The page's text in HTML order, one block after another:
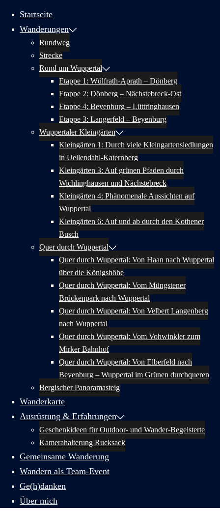
Startseite
Wanderungen
Rundweg
Strecke
Rund um Wuppertal
Etappe 1: Wülfrath-Aprath – Dönberg
Etappe 2: Dönberg – Nächstebreck-Ost
Etappe 4: Beyenburg – Lüttringhausen
Etappe 3: Langerfeld – Beyenburg
Wuppertaler Kleingärten
Kleingärten 1: Durch viele Kleingartensiedlungen
in Uellendahl-Katernberg
Kleingärten 3: Auf grünen Pfaden durch
Wichlinghausen und Nächstebreck
Kleingärten 4: Phänomenale Aussichten auf
Wuppertal
Kleingärten 6: Auf und ab durch den Kothener
Busch
Quer durch Wuppertal
Quer durch Wuppertal: Von Haan nach Wuppertal
über die Königshöhe
Quer durch Wuppertal: Vom Müngstener
Brückenpark nach Wuppertal
Quer durch Wuppertal: Von Velbert Langenberg
nach Wuppertal
Quer durch Wuppertal: Vom Vohwinkler zum
Mirker Bahnhof
Quer durch Wuppertal: Von Elberfeld nach
Beyenburg – Wuppertal im Grünen durchqueren
Bergischer Panoramasteig
Wanderkarte
Ausrüstung & Erfahrungen
Geschenkideen für Outdoor- und Wander-Begeisterte
Kamerahalterung Rucksack
Gemeinsame Wanderung
Wandern als Team-Event
Ge(h)danken
Über mich